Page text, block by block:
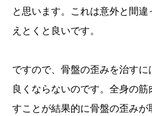
と思います。これは意外と間
えとくと良いです。
ですので、骨盤の歪みを治す
良くならないのです。全身の
すことが結果的に骨盤の歪みが